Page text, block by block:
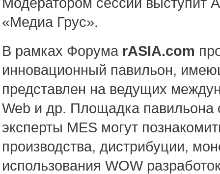
«Медиа Грус».
В рамках Форума rASIA.com
инновационный павильон,
представлен на ведущих
Web и др. Площадка павильона
эксперты MES могут
производства, дистрибуции,
использования WOW